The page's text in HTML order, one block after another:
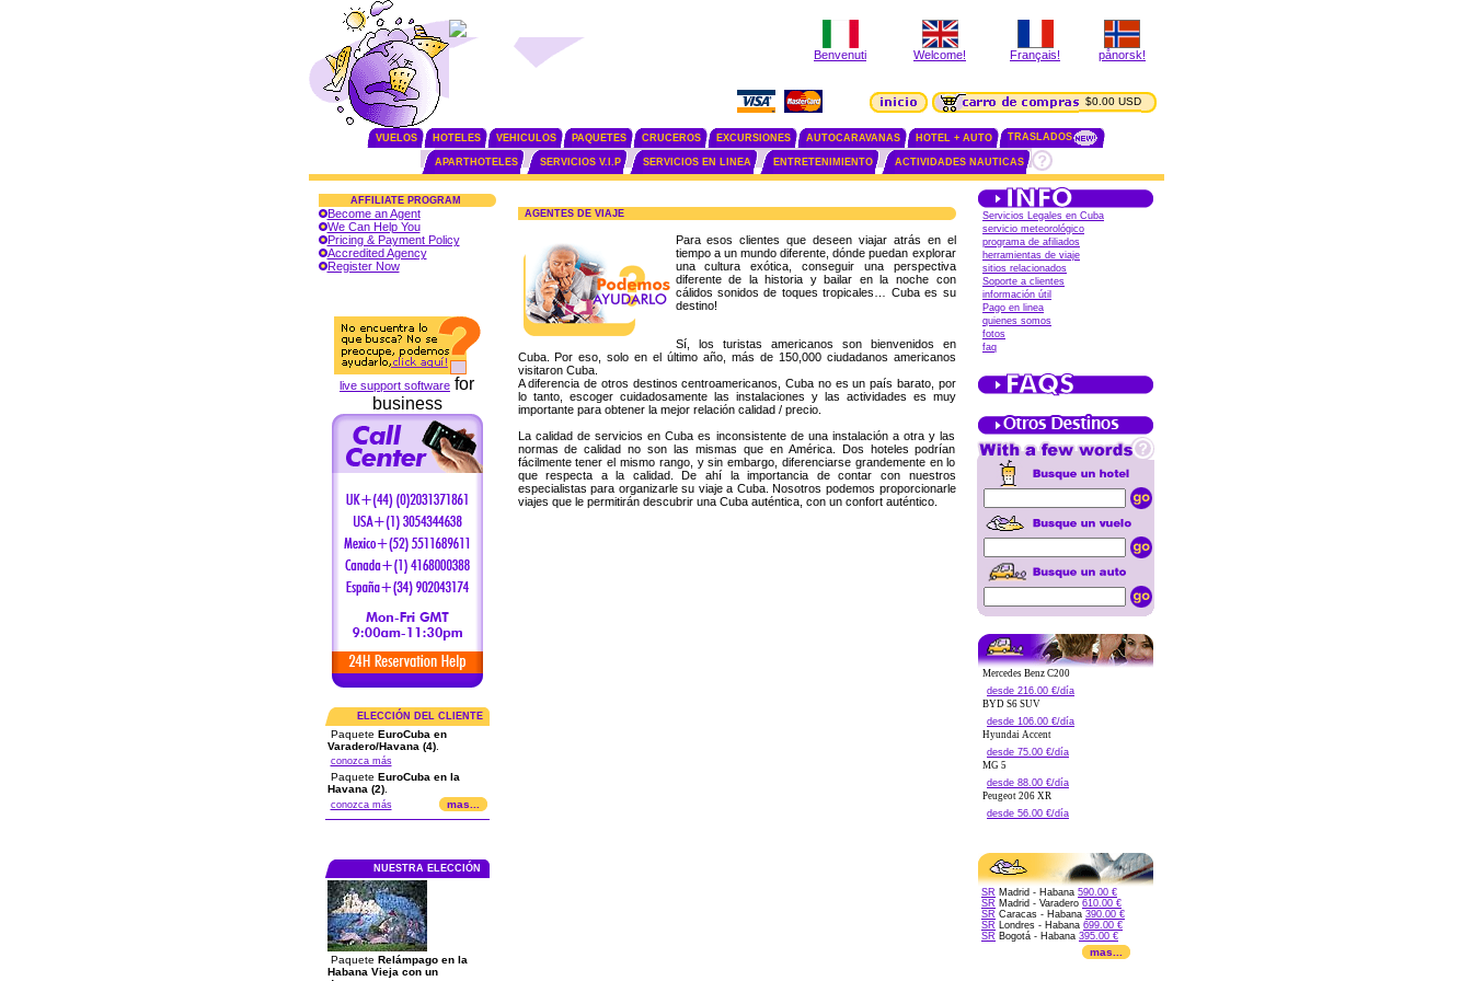
Benvenuti Welcome! Français! pånorsk!
$0.00 USD
VUELOS HOTELES VEHICULOS PAQUETES CRUCEROS EXCURSIONES AUTOCARAVANAS HOTEL + AUTO TRASLADOS
APARTHOTELES SERVICIOS V.I.P SERVICIOS EN LINEA ENTRETENIMIENTO ACTIVIDADES NAUTICAS
AFFILIATE PROGRAM
Become an Agent
We Can Help You
Pricing & Payment Policy
Accredited Agency
Register Now
live support software for
business
ELECCIÓN DEL CLIENTE
Paquete EuroCuba en
Varadero/Havana (4).
conozca más
Paquete EuroCuba en la
Havana (2).
conozca más mas...
NUESTRA ELECCIÓN
Paquete Relámpago en la
Habana Vieja con un
AGENTES DE VIAJE
Para esos clientes que deseen viajar atrás en el
tiempo a un mundo diferente, dónde puedan explorar
una cultura exótica, conseguir una perspectiva
diferente de la historia y bailar en la noche con
cálidos sonidos de toques tropicales… Cuba es su
destino!
Sí, los turistas americanos son bienvenidos en
Cuba. Por eso, solo en el último año, más de 150,000 ciudadanos americanos
visitaron Cuba.
A diferencia de otros destinos centroamericanos, Cuba no es un país barato, por
lo tanto, escoger cuidadosamente las instalaciones y las actividades es muy
importante para obtener la mejor relación calidad / precio.
La calidad de servicios en Cuba es inconsistente de una instalación a otra y las
normas de calidad no son las mismas que en América. Dos hoteles podrían
fácilmente tener el mismo rango, y sin embargo, diferenciarse grandemente en lo
que respecta a la calidad. De ahí la importancia de contar con nuestros
especialistas para organizarle su viaje a Cuba. Nosotros podemos proporcionarle
viajes que le permitirán descubrir una Cuba auténtica, con un confort auténtico.
Servicios Legales en Cuba
servicio meteorológico
programa de afiliados
herramientas de viaje
sitios relacionados
Soporte a clientes
información útil
Pago en linea
quienes somos
fotos
faq
Mercedes Benz C200
desde 216.00 €/día
BYD S6 SUV
desde 106.00 €/día
Hyundai Accent
desde 75.00 €/día
MG 5
desde 88.00 €/día
Peugeot 206 XR
desde 56.00 €/día
SR Madrid - Habana 590.00 €
SR Madrid - Varadero 610.00 €
SR Caracas - Habana 390.00 €
SR Londres - Habana 699.00 €
SR Bogotá - Habana 395.00 €
mas...